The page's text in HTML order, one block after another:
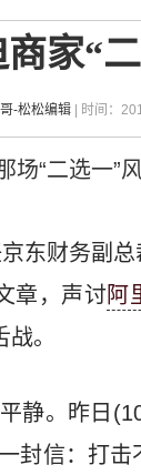
家“
-松松编辑 | 时间：
场“二选一”
东财务副
章，声讨阿
。
静。昨日
封信：打